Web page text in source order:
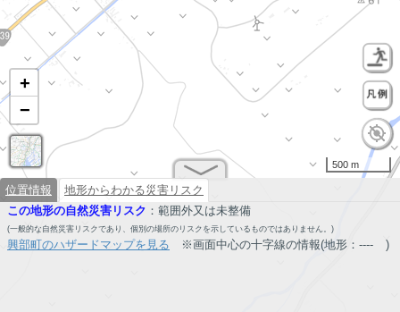
+
−
500 m
位置情報
地形からわかる災害リスク
この地形の自然災害リスク ： 範囲外又は未整備
(一般的な自然災害リスクであり、個別の場所のリスクを示しているものではありません。)
興部町のハザードマップを見る ※画面中心の十字線の情報(地形：---- )